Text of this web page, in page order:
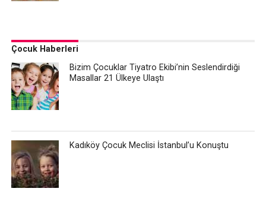
Çocuk Haberleri
Bizim Çocuklar Tiyatro Ekibi’nin Seslendirdiği
Masallar 21 Ülkeye Ulaştı
Kadıköy Çocuk Meclisi İstanbul’u Konuştu